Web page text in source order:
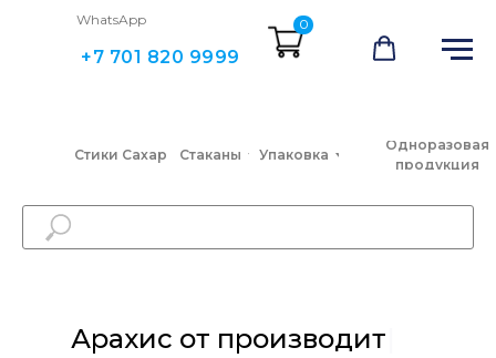
+7 701 820 9999
WhatsApp 0
Стаканы Упаковка
Одноразовая
продукция
Стики Сахар
Арахис от прои|